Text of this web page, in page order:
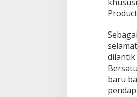
dilantik
baru